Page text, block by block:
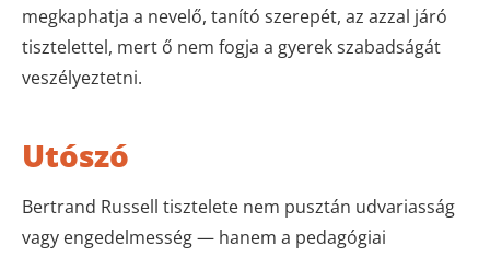
megkaphatja a nevelő, tanító szerepét, az azzal járó
tisztelettel, mert ő nem fogja a gyerek szabadságát
veszélyeztetni.
Utószó
Bertrand Russell tisztelete nem pusztán udvariasság
vagy engedelmesség — hanem a pedagógiai